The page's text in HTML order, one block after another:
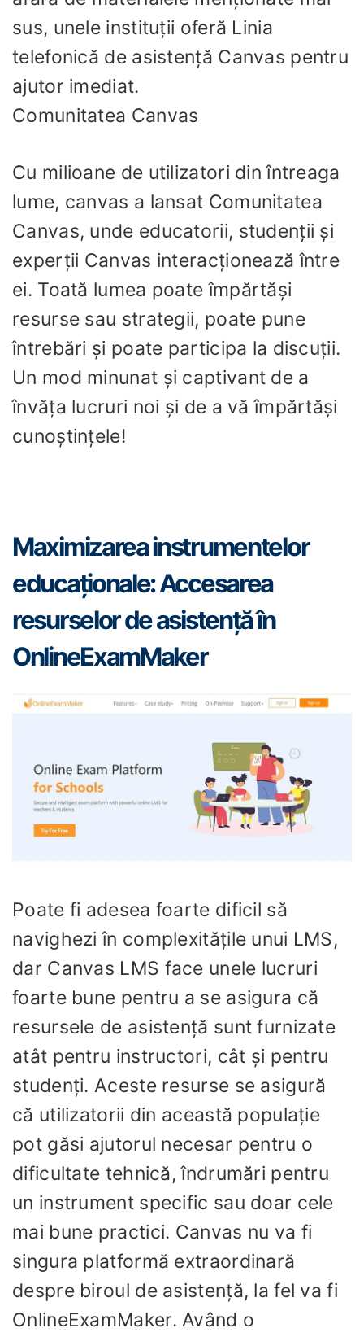
sus, unele instituții oferă Linia
telefonică de asistență Canvas pentru
ajutor imediat.
Comunitatea Canvas
Cu milioane de utilizatori din întreaga
lume, canvas a lansat Comunitatea
Canvas, unde educatorii, studenții și
experții Canvas interacționează între
ei. Toată lumea poate împărtăși
resurse sau strategii, poate pune
întrebări și poate participa la discuții.
Un mod minunat și captivant de a
învăța lucruri noi și de a vă împărtăși
cunoștințele!
Maximizarea instrumentelor
educaționale: Accesarea
resurselor de asistență în
OnlineExamMaker
Poate fi adesea foarte dificil să
navighezi în complexitățile unui LMS,
dar Canvas LMS face unele lucruri
foarte bune pentru a se asigura că
resursele de asistență sunt furnizate
atât pentru instructori, cât și pentru
studenți. Aceste resurse se asigură
că utilizatorii din această populație
pot găsi ajutorul necesar pentru o
dificultate tehnică, îndrumări pentru
un instrument specific sau doar cele
mai bune practici. Canvas nu va fi
singura platformă extraordinară
despre biroul de asistență, la fel va fi
OnlineExamMaker. Având o